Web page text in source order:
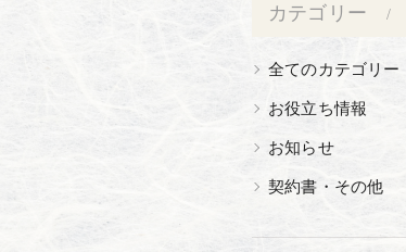
カテゴリー
全てのカテゴリー
お役立ち情報
お知らせ
契約書・その他